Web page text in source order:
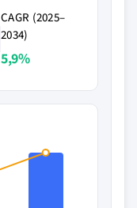
CAGR (2025–
2034)
5,9%